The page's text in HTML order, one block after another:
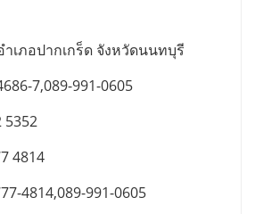
เภอปากเกร็ด จังหวัดนนทบุรี
7,089-991-0605
5352
4814
4814,089-991-0605